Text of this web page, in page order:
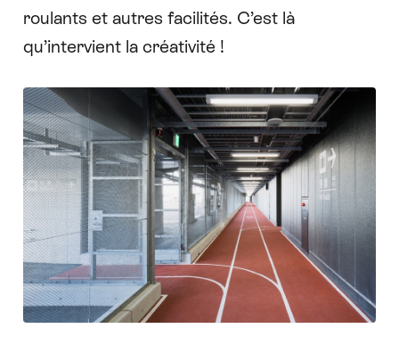
roulants et autres facilités. C’est là
qu’intervient la créativité !